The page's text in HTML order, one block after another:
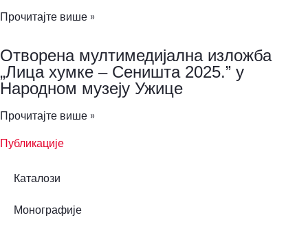
Прочитајте више »
Отворена мултимедијална изложба
„Лица хумке – Сеништа 2025.” у
Народном музеју Ужице
Прочитајте више »
Публикације
Каталози
Монографије